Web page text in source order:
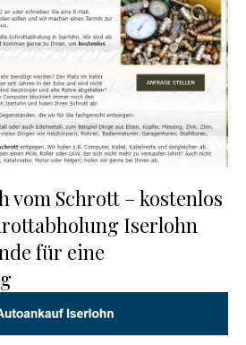
vom Schrott – kostenlos
Iserlohn
für eine